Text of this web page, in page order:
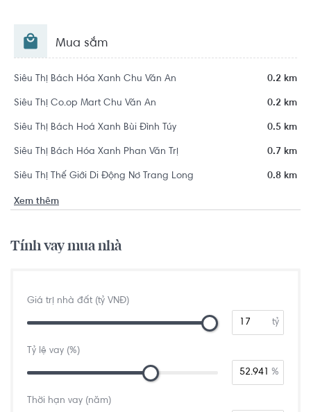
Mua sắm
Siêu Thị Bách Hóa Xanh Chu Văn An 0.2 km
Siêu Thị Co.op Mart Chu Văn An 0.2 km
Siêu Thị Bách Hoá Xanh Bùi Đình Túy 0.5 km
Siêu Thị Bách Hóa Xanh Phan Văn Trị 0.7 km
Siêu Thị Thế Giới Di Động Nơ Trang Long 0.8 km
Xem thêm
Tính vay mua nhà
Giá trị nhà đất (tỷ VNĐ)
tỷ
Tỷ lệ vay (%)
%
Thời hạn vay (năm)